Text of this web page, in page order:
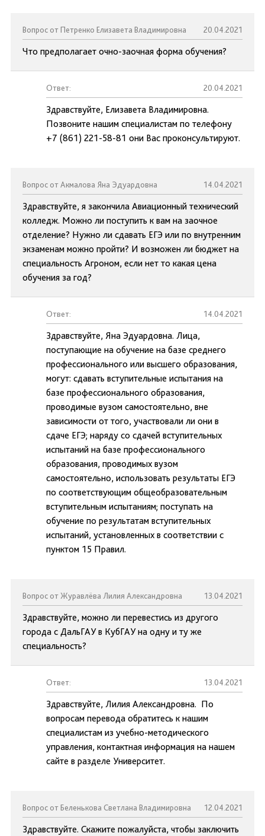
Вопрос от Петренко Елизавета Владимировна 20.04.2021
Что предполагает очно-заочная форма обучения?
Ответ: 20.04.2021
Здравствуйте, Елизавета Владимировна.
Позвоните нашим специалистам по телефону
+7 (861) 221-58-81 они Вас проконсультируют.
Вопрос от Акмалова Яна Эдуардовна 14.04.2021
Здравствуйте, я закончила Авиационный технический
колледж. Можно ли поступить к вам на заочное
отделение? Нужно ли сдавать ЕГЭ или по внутренним
экзаменам можно пройти? И возможен ли бюджет на
специальность Агроном, если нет то какая цена
обучения за год?
Ответ: 14.04.2021
Здравствуйте, Яна Эдуардовна. Лица,
поступающие на обучение на базе среднего
профессионального или высшего образования,
могут: сдавать вступительные испытания на
базе профессионального образования,
проводимые вузом самостоятельно, вне
зависимости от того, участвовали ли они в
сдаче ЕГЭ; наряду со сдачей вступительных
испытаний на базе профессионального
образования, проводимых вузом
самостоятельно, использовать результаты ЕГЭ
по соответствующим общеобразовательным
вступительным испытаниям; поступать на
обучение по результатам вступительных
испытаний, установленных в соответствии с
пунктом 15 Правил.
Вопрос от Журавлёва Лилия Александровна 13.04.2021
Здравствуйте, можно ли перевестись из другого
города с ДальГАУ в КубГАУ на одну и ту же
специальность?
Ответ: 13.04.2021
Здравствуйте, Лилия Александровна. По
вопросам перевода обратитесь к нашим
специалистам из учебно-методического
управления, контактная информация на нашем
сайте в разделе Университет.
Вопрос от Беленькова Светлана Владимировна 12.04.2021
Здравствуйте. Скажите пожалуйста, чтобы заключить